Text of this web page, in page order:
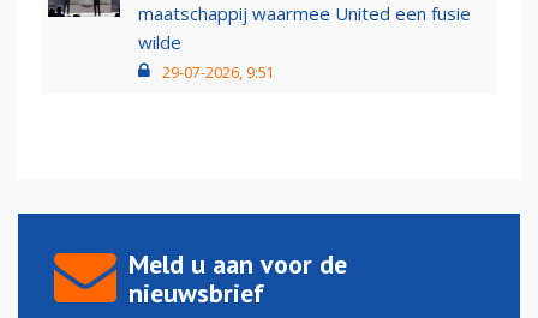
maatschappij waarmee United een fusie
wilde
29-07-2026, 9:51
Meld u aan voor de
nieuwsbrief